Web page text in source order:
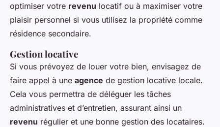
optimiser votre revenu locatif ou à maximiser votre
plaisir personnel si vous utilisez la propriété comme
résidence secondaire.
Gestion locative
Si vous prévoyez de louer votre bien, envisagez de
faire appel à une agence de gestion locative locale.
Cela vous permettra de déléguer les tâches
administratives et d’entretien, assurant ainsi un
revenu régulier et une bonne gestion des locataires.